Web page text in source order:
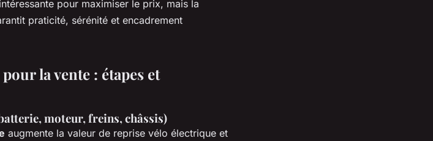
pour maximiser le prix, mais la
praticité, sérénité et encadrement
la vente : étapes et
moteur, freins, châssis)
augmente la valeur de reprise vélo électrique et